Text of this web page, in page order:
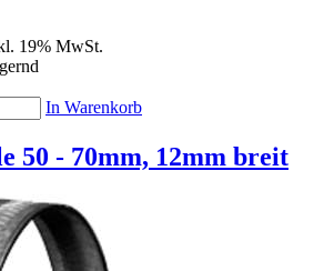
19% MwSt.
In Warenkorb
50 - 70mm, 12mm breit